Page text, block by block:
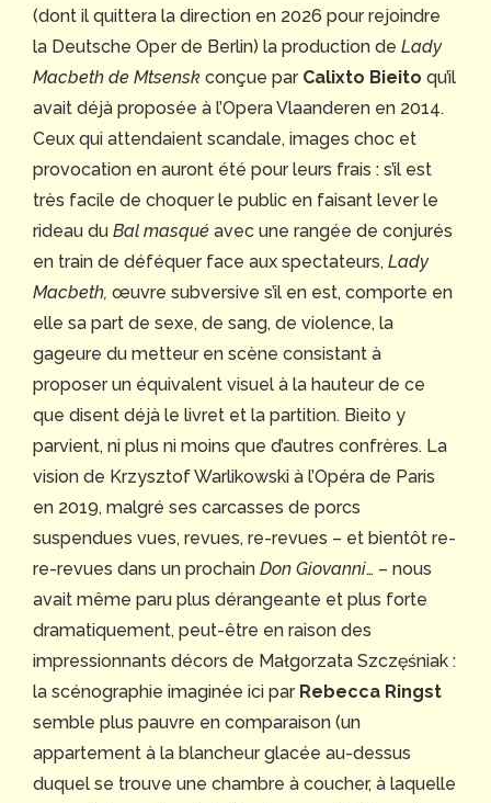
(dont il quittera la direction en 2026 pour rejoindre
la Deutsche Oper de Berlin) la production de Lady
Macbeth de Mtsensk conçue par Calixto Bieito qu’il
avait déjà proposée à l’Opera Vlaanderen en 2014.
Ceux qui attendaient scandale, images choc et
provocation en auront été pour leurs frais : s’il est
très facile de choquer le public en faisant lever le
rideau du Bal masqué avec une rangée de conjurés
en train de déféquer face aux spectateurs, Lady
Macbeth, œuvre subversive s’il en est, comporte en
elle sa part de sexe, de sang, de violence, la
gageure du metteur en scène consistant à
proposer un équivalent visuel à la hauteur de ce
que disent déjà le livret et la partition. Bieito y
parvient, ni plus ni moins que d’autres confrères. La
vision de Krzysztof Warlikowski à l’Opéra de Paris
en 2019, malgré ses carcasses de porcs
suspendues vues, revues, re-revues – et bientôt re-
re-revues dans un prochain Don Giovanni… – nous
avait même paru plus dérangeante et plus forte
dramatiquement, peut-être en raison des
impressionnants décors de Małgorzata Szczęśniak :
la scénographie imaginée ici par Rebecca Ringst
semble plus pauvre en comparaison (un
appartement à la blancheur glacée au-dessus
duquel se trouve une chambre à coucher, à laquelle